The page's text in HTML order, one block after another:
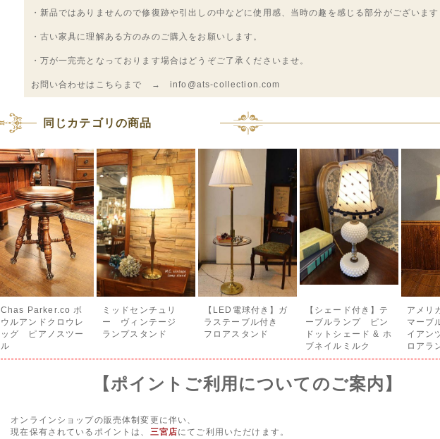
・新品ではありませんので修復跡や引出しの中などに使用感、当時の趣を感じる部分がございます
・古い家具に理解ある方のみのご購入をお願いします。
・万が一完売となっております場合はどうぞご了承くださいませ。
お問い合わせはこちらまで → info@ats-collection.com
同じカテゴリの商品
Chas Parker.co ボ
ウルアンドクロウレ
ッグ ピアノスツー
ル
ミッドセンチュリ
ー ヴィンテージ
ランプスタンド
【LED電球付き】ガ
ラステーブル付き
フロアスタンド
【シェード付き】テ
ーブルランプ ピン
ドットシェード & ホ
ブネイルミルク
アメ
マーブ
イアン
ロアラ
【ポイントご利用についてのご案内】
オンラインショップの販売体制変更に伴い、
現在保有されているポイントは、
三宮店にてご利用いただけます。